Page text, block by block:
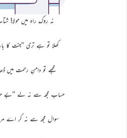
نہ روک راہ میں مولا!
کھلا تو ہے تری ’’جنت
مجھے تو دامنِ رحمت میں
حساب مجھ سے نہ لے
سوال مجھ سے نہ کر اے